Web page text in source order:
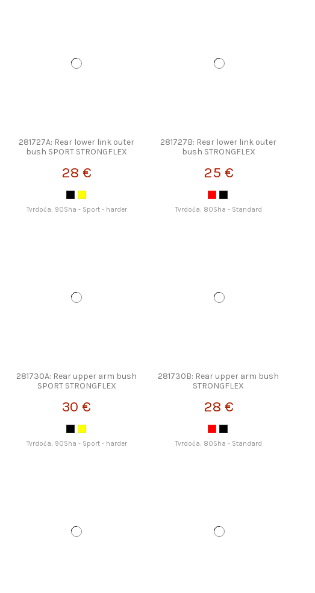
281727A: Rear lower link outer
bush SPORT STRONGFLEX
28 €
Tvrdoća: 90Sha - Sport - harder
281727B: Rear lower link outer
bush STRONGFLEX
25 €
Tvrdoća: 80Sha - Standard
281730A: Rear upper arm bush
SPORT STRONGFLEX
30 €
Tvrdoća: 90Sha - Sport - harder
281730B: Rear upper arm bush
STRONGFLEX
28 €
Tvrdoća: 80Sha - Standard